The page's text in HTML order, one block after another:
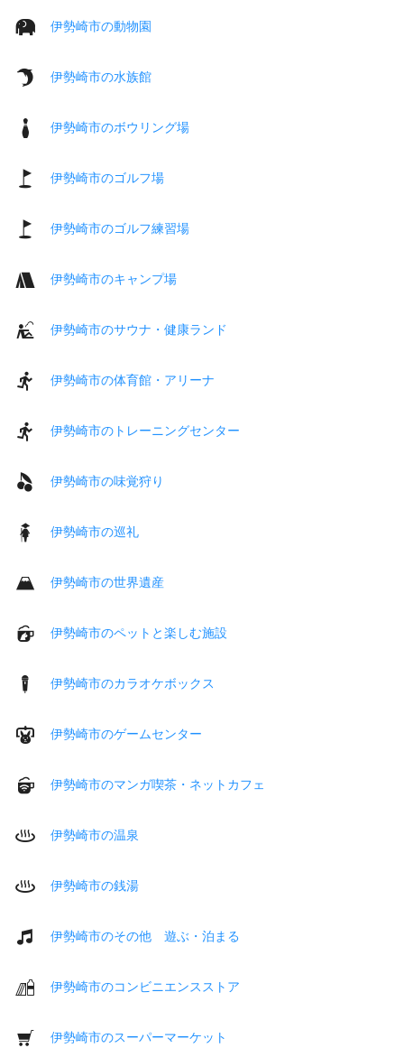
伊勢崎市の動物園
伊勢崎市の水族館
伊勢崎市のボウリング場
伊勢崎市のゴルフ場
伊勢崎市のゴルフ練習場
伊勢崎市のキャンプ場
伊勢崎市のサウナ・健康ランド
伊勢崎市の体育館・アリーナ
伊勢崎市のトレーニングセンター
伊勢崎市の味覚狩り
伊勢崎市の巡礼
伊勢崎市の世界遺産
伊勢崎市のペットと楽しむ施設
伊勢崎市のカラオケボックス
伊勢崎市のゲームセンター
伊勢崎市のマンガ喫茶・ネットカフェ
伊勢崎市の温泉
伊勢崎市の銭湯
伊勢崎市のその他 遊ぶ・泊まる
伊勢崎市のコンビニエンスストア
伊勢崎市のスーパーマーケット